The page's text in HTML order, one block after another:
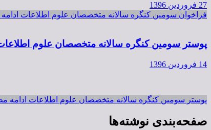
27 فروردین 1396
فراخوان سومین کنگره سالانه متخصصان علوم اطلاعات
پوستر سومین کنگره سالانه متخصصان علوم
14 فروردین 1396
پوستر سومین کنگره سالانه متخصصان علوم اطلاعات ادامه
صفحه‌بندی نوشته‌ها